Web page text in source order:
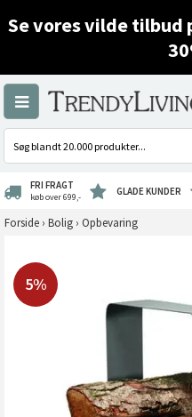
Se vores vilde tilbud
FRI FRAGT
køb over 699,- GLADE KUNDER
Forside › Bolig › Opbevaring
5%